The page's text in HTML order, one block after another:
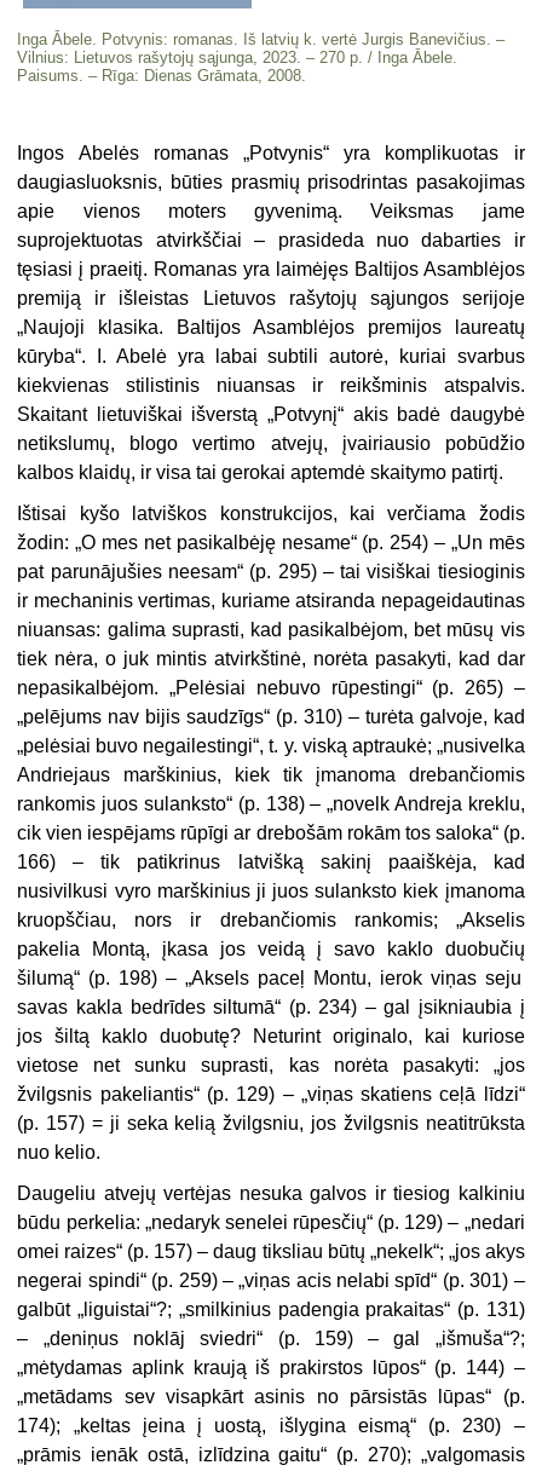
Inga Ābele. Potvynis: romanas. Iš latvių k. vertė Jurgis Banevičius. –
Vilnius: Lietuvos rašytojų sąjunga, 2023. – 270 p. / Inga Ābele.
Paisums. – Rīga: Dienas Grāmata, 2008.
Ingos Abelės romanas „Potvynis“ yra komplikuotas ir
daugiasluoksnis, būties prasmių prisodrintas pasakojimas
apie vienos moters gyvenimą. Veiksmas jame
suprojektuotas atvirkščiai – prasideda nuo dabarties ir
tęsiasi į praeitį. Romanas yra laimėjęs Baltijos Asamblėjos
premiją ir išleistas Lietuvos rašytojų sąjungos serijoje
„Naujoji klasika. Baltijos Asamblėjos premijos laureatų
kūryba“. I. Abelė yra labai subtili autorė, kuriai svarbus
kiekvienas stilistinis niuansas ir reikšminis atspalvis.
Skaitant lietuviškai išverstą „Potvynį“ akis badė daugybė
netikslumų, blogo vertimo atvejų, įvairiausio pobūdžio
kalbos klaidų, ir visa tai gerokai aptemdė skaitymo patirtį.
Ištisai kyšo latviškos konstrukcijos, kai verčiama žodis
žodin: „O mes net pasikalbėję nesame“ (p. 254) – „Un mēs
pat parunājušies neesam“ (p. 295) – tai visiškai tiesioginis
ir mechaninis vertimas, kuriame atsiranda nepageidautinas
niuansas: galima suprasti, kad pasikalbėjom, bet mūsų vis
tiek nėra, o juk mintis atvirkštinė, norėta pasakyti, kad dar
nepasikalbėjom. „Pelėsiai nebuvo rūpestingi“ (p. 265) –
„pelējums nav bijis saudzīgs“ (p. 310) – turėta galvoje, kad
„pelėsiai buvo negailestingi“, t. y. viską aptraukė; „nusivelka
Andriejaus marškinius,
kiek tik įmanoma drebančiomis
rankomis juos sulanksto“ (p. 138) – „novelk Andreja kreklu,
cik vien iespējams rūpīgi ar drebošām rokāmtos saloka“ (p.
166) – tik patikrinus latvišką sakinį paaiškėja, kad
nusivilkusi vyro marškinius ji juos sulanksto kiek įmanoma
kruopščiau, nors ir drebančiomis rankomis; „Akselis
pakelia Montą, įkasa jos veidą į savo
kaklo duobučių
šilumą“ (p. 198) – „Aksels paceļ Montu, ierokviņas seju
savas kakla bedrīdessiltumā“ (p. 234) – gal įsikniaubia į
jos šiltą kaklo duobutę? Neturint originalo, kai kuriose
vietose net sunku suprasti, kas norėta pasakyti: „jos
žvilgsnis pakeliantis“ (p. 129) – „viņas skatiens ceļā līdzi“
(p. 157) = ji seka kelią žvilgsniu, jos žvilgsnis neatitrūksta
nuo kelio.
Daugeliu atvejų vertėjas nesuka galvos ir tiesiog kalkiniu
būdu perkelia: „nedaryksenelei rūpesčių“ (p. 129) – „nedari
omei raizes“ (p. 157) – daug tiksliau būtų „nekelk“; „jos akys
negerai spindi“ (p. 259) – „viņas acis nelabi spīd“ (p. 301) –
galbūt „liguistai“?; „smilkinius padengia prakaitas“ (p. 131)
– „deniņus noklāj sviedri“ (p. 159) – gal „išmuša“?;
„mėtydamas aplink kraują iš prakirstos lūpos“ (p. 144) –
„metādams sev visapkārtasinis no pārsistās lūpas“ (p.
174); „keltas įeina į uostą, išlygina eismą“ (p. 230) –
„prāmis ienāk ostā, izlīdzina gaitu“ (p. 270); „valgomasis